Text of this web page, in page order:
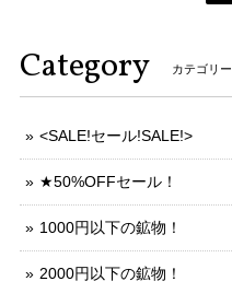
Category カテゴリー
<SALE!セール!SALE!>
★50%OFFセール！
1000円以下の鉱物！
2000円以下の鉱物！